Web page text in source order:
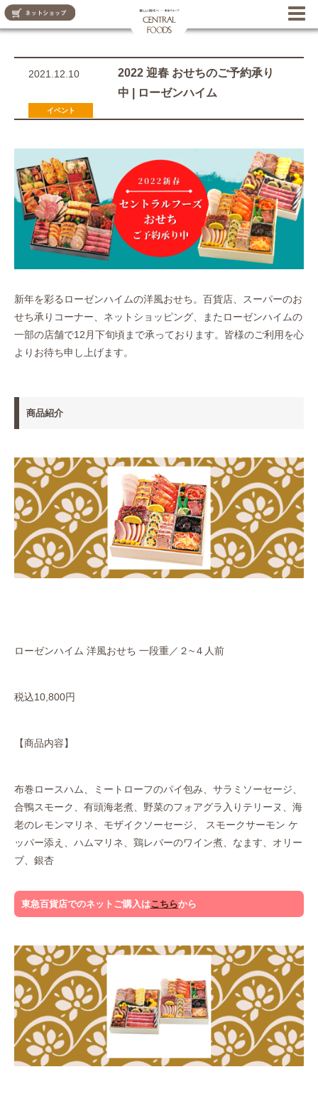
2021.12.10
イベント
2022 迎春 おせちのご予約承り
中 | ローゼンハイム
新年を彩るローゼンハイムの洋風おせち。百貨店、スーパーのお
せち承りコーナー、ネットショッピング、またローゼンハイムの
一部の店舗で12月下旬頃まで承っております。皆様のご利用を心
よりお待ち申し上げます。
商品紹介
ローゼンハイム 洋風おせち 一段重／２~４人前
税込10,800円
【商品内容】
布巻ロースハム、ミートローフのパイ包み、サラミソーセージ、
合鴨スモーク、有頭海老煮、野菜のフォアグラ入りテリーヌ、海
老のレモンマリネ、モザイクソーセージ、 スモークサーモン ケ
ッパー添え、ハムマリネ、鶏レバーのワイン煮、なます、オリー
ブ、銀杏
東急百貨店でのネットご購入はこちらから